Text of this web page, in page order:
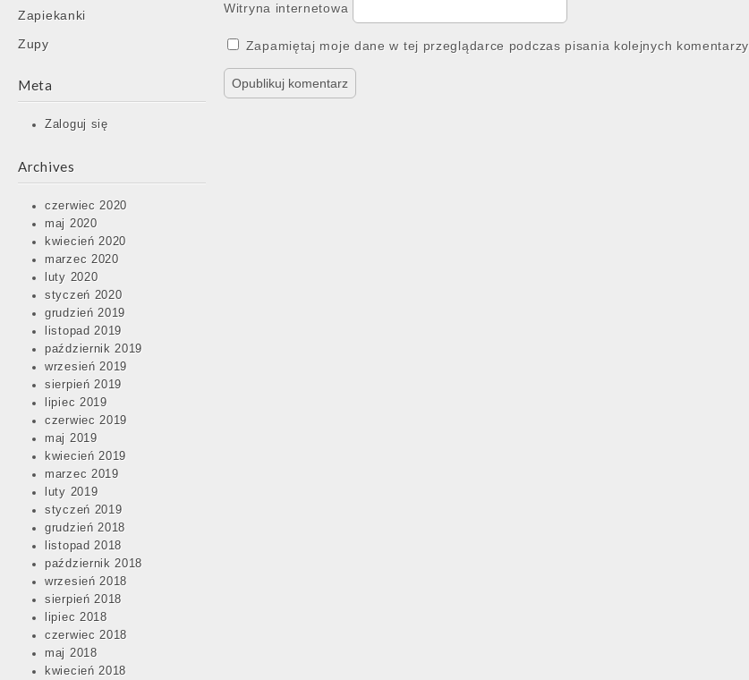
Zapiekanki
Zupy
Meta
Zaloguj się
Archives
czerwiec 2020
maj 2020
kwiecień 2020
marzec 2020
luty 2020
styczeń 2020
grudzień 2019
listopad 2019
październik 2019
wrzesień 2019
sierpień 2019
lipiec 2019
czerwiec 2019
maj 2019
kwiecień 2019
marzec 2019
luty 2019
styczeń 2019
grudzień 2018
listopad 2018
październik 2018
wrzesień 2018
sierpień 2018
lipiec 2018
czerwiec 2018
maj 2018
kwiecień 2018
Witryna internetowa
Zapamiętaj moje dane w tej przeglądarce podczas pisania kolejnych komentarzy.